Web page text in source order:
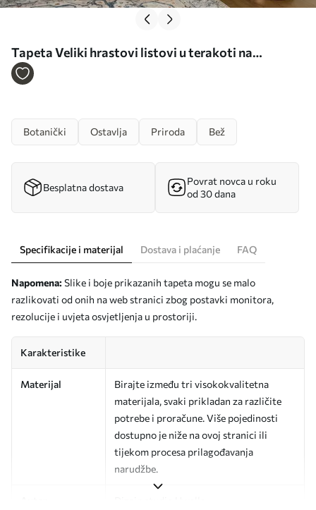
Tapeta Veliki hrastovi listovi u terakoti na
kremastoj podlozi br. a00846
Botanički Ostavlja Priroda Bež
Besplatna dostava
Povrat novca u roku
od 30 dana
Specifikacije i materijal Dostava i plaćanje FAQ
Napomena: Slike i boje prikazanih tapeta mogu se malo
razlikovati od onih na web stranici zbog postavki monitora,
rezolucije i uvjeta osvjetljenja u prostoriji.
Karakteristike
Materijal
Birajte između tri visokokvalitetna
materijala, svaki prikladan za različite
potrebe i proračune. Više pojedinosti
dostupno je niže na ovoj stranici ili
tijekom procesa prilagođavanja
narudžbe.